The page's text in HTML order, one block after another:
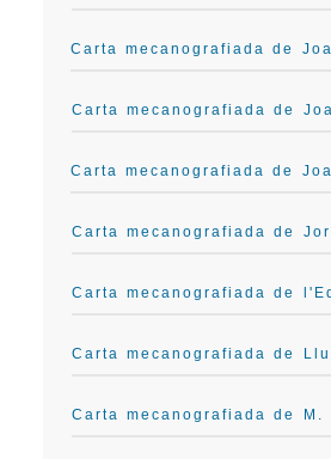
Carta mecanografiada de
Carta mecanografiada de
Carta mecanografiada de
Carta mecanografiada de
Carta mecanografiada de
Carta mecanografiada de
Carta mecanografiada de